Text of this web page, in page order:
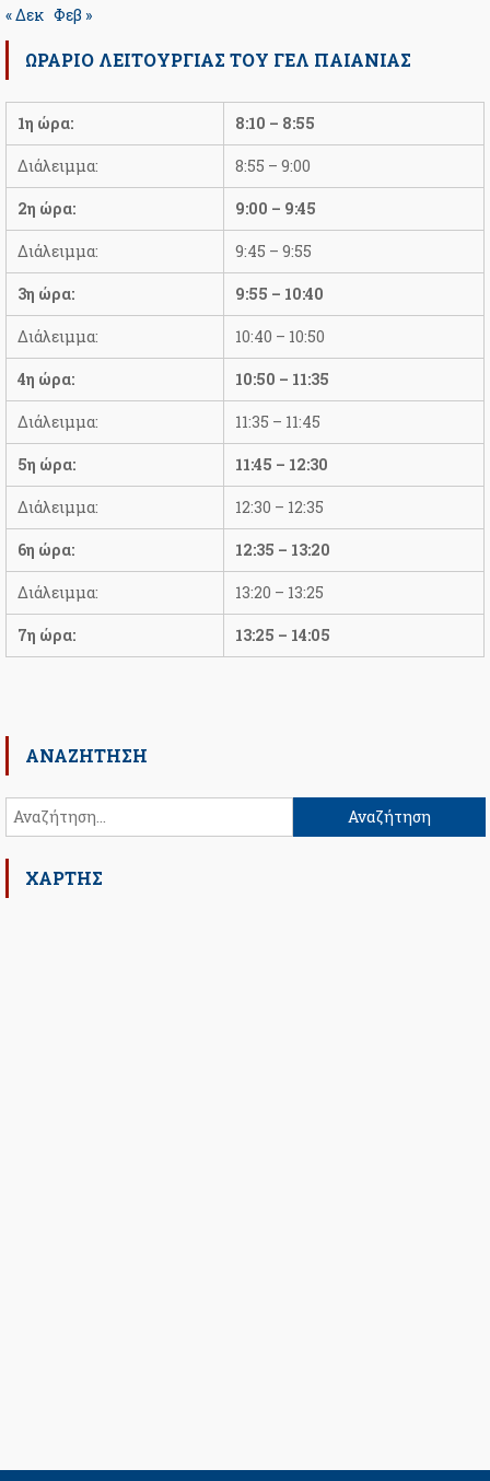
« Δεκ Φεβ »
ΩΡΆΡΙΟ ΛΕΙΤΟΥΡΓΊΑΣ ΤΟΥ ΓΕΛ ΠΑΙΑΝΊΑΣ
1η ώρα: 8:10 – 8:55
Διάλειμμα: 8:55 – 9:00
2η ώρα: 9:00 – 9:45
Διάλειμμα: 9:45 – 9:55
3η ώρα: 9:55 – 10:40
Διάλειμμα: 10:40 – 10:50
4η ώρα: 10:50 – 11:35
Διάλειμμα: 11:35 – 11:45
5η ώρα: 11:45 – 12:30
Διάλειμμα: 12:30 – 12:35
6η ώρα: 12:35 – 13:20
Διάλειμμα: 13:20 – 13:25
7η ώρα: 13:25 – 14:05
ΑΝΑΖΉΤΗΣΗ
Αναζήτηση
για:
ΧΑΡΤΗΣ